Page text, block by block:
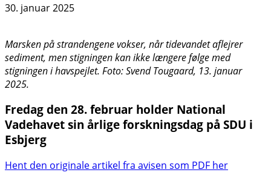
30. januar 2025
Marsken på strandengene vokser, når tidevandet aflejrer
sediment, men stigningen kan ikke længere følge med
stigningen i havspejlet. Foto: Svend Tougaard, 13. januar
2025.
Fredag den 28. februar holder National
Vadehavet sin årlige forskningsdag på SDU i
Esbjerg
Hent den originale artikel fra avisen som PDF her